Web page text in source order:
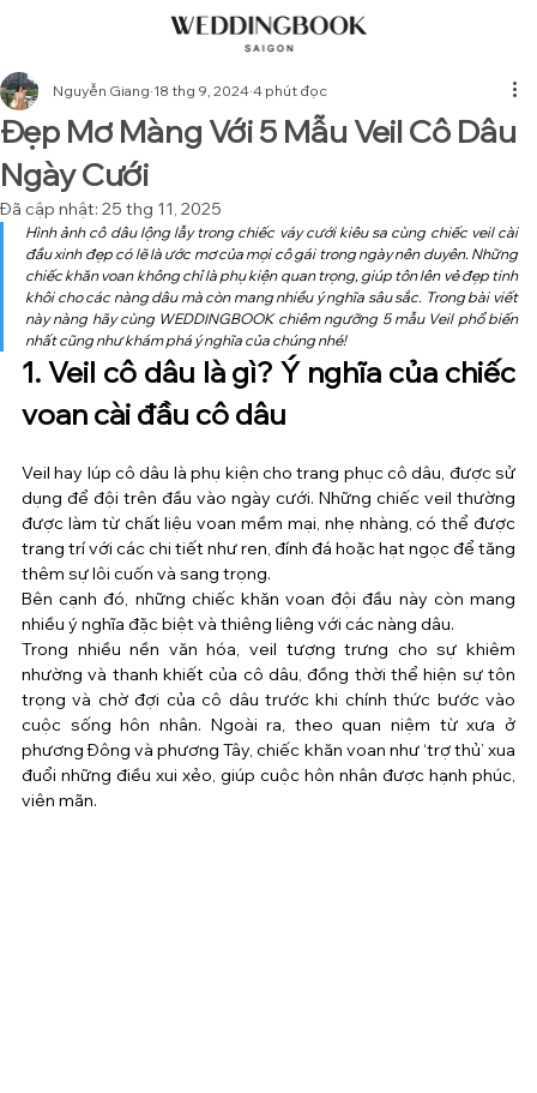
Đẹp Mơ Màng Với 5 Mẫu Veil Cô Dâu
Ngày Cưới
Nguyễn Giang 18 thg 9, 2024 4 phút đọc
Đã cập nhật: 25 thg 11, 2025
Hình ảnh cô dâu lộng lẫy trong chiếc váy cưới kiêu sa cùng chiếc veil cài
đầu xinh đẹp có lẽ là ước mơ của mọi cô gái trong ngày nên duyên. Những
chiếc khăn voan không chỉ là phụ kiện quan trọng, giúp tôn lên vẻ đẹp tinh
khôi cho các nàng dâu mà còn mang nhiều ý nghĩa sâu sắc. Trong bài viết
này nàng hãy cùng WEDDINGBOOK chiêm ngưỡng 5 mẫu Veil phổ biến
nhất cũng như khám phá ý nghĩa của chúng nhé!
1. Veil cô dâu là gì? Ý nghĩa của chiếc
voan cài đầu cô dâu
Veil hay lúp cô dâu là phụ kiện cho trang phục cô dâu, được sử
dụng để đội trên đầu vào ngày cưới. Những chiếc veil thường
được làm từ chất liệu voan mềm mại, nhẹ nhàng, có thể được
trang trí với các chi tiết như ren, đính đá hoặc hạt ngọc để tăng
thêm sự lôi cuốn và sang trọng.
Bên cạnh đó, những chiếc khăn voan đội đầu này còn mang
nhiều ý nghĩa đặc biệt và thiêng liêng với các nàng dâu.
Trong nhiều nền văn hóa, veil tượng trưng cho sự khiêm
nhường và thanh khiết của cô dâu, đồng thời thể hiện sự tôn
trọng và chờ đợi của cô dâu trước khi chính thức bước vào
cuộc sống hôn nhân. Ngoài ra, theo quan niệm từ xưa ở
phương Đông và phương Tây, chiếc khăn voan như ‘trợ thủ’ xua
đuổi những điều xui xẻo, giúp cuộc hôn nhân được hạnh phúc,
viên mãn.